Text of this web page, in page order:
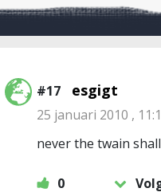
#17 esgigt
25 januari 2010 ,
never the twain
0